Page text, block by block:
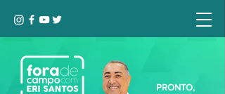
PRONTO,